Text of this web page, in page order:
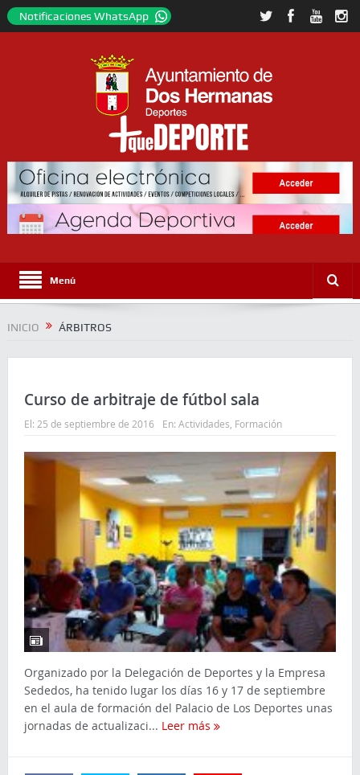
Notificaciones WhatsApp
Menú
INICIO ÁRBITROS
Curso de arbitraje de fútbol sala
El: 25 de septiembre de 2016 En: Actividades Formación
Organizado por la Delegación de Deportes y la Empresa
Sededos, ha tenido lugar los días 16 y 17 de septiembre
en el aula de formación del Palacio de Los Deportes unas
jornadas de actualizaci... Leer más